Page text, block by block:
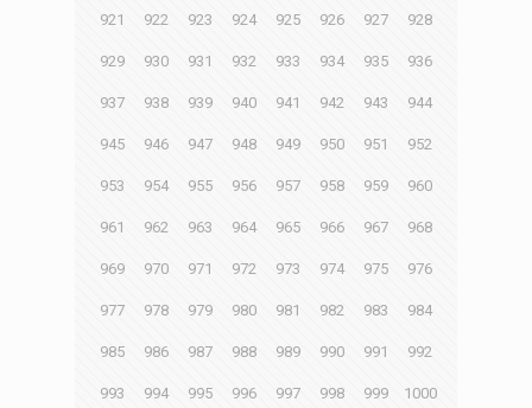
921 922 923 924 925 926 927 928
929 930 931 932 933 934 935 936
937 938 939 940 941 942 943 944
945 946 947 948 949 950 951 952
953 954 955 956 957 958 959 960
961 962 963 964 965 966 967 968
969 970 971 972 973 974 975 976
977 978 979 980 981 982 983 984
985 986 987 988 989 990 991 992
993 994 995 996 997 998 999 1000